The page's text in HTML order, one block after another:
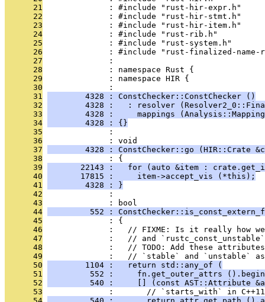
      21
              : #include "rust-hir-expr.h"
      22
              : #include "rust-hir-stmt.h"
      23
              : #include "rust-hir-item.h"
      24
              : #include "rust-rib.h"
      25
              : #include "rust-system.h"
      26
: #include "rust-finalized-name-
      27
              :
      28
              : namespace Rust {
      29
              : namespace HIR {
      30
              :
      31
        4328 : ConstChecker::ConstChecker ()
      32
4328 :   : resolver
      33
4328 :     mappings
      34
        4328 : {}
      35
              :
      36
              : void
      37
4328 : ConstChecker::go (HIR::Crate
      38
              : {
      39
22143 :   for (auto &item :
      40
       17815 :     item->accept_vis (*this);
      41
        4328 : }
      42
              :
      43
              : bool
      44
552 :
      45
              : {
      46
:   // FIXME: Is it really how
      47
:   // and
      48
:   // TODO: Add these
      49
:   // `stable` and `unstable`
      50
        1104 :   return std::any_of (
      51
552 :     fn.get_outer_attrs
      52
540 :     [] (const AST::Attribute
      53
:       // `starts_with` in